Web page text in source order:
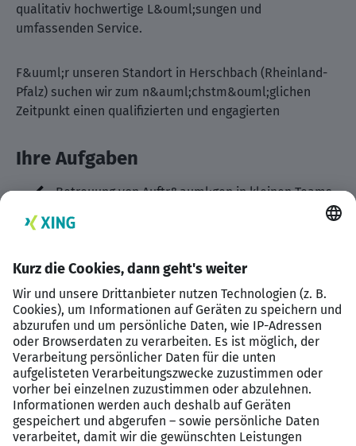
qualitativ hochwertige L&ouml;sungen und
umfassenden Service.
F&uuml;r unseren Standort in Herschbach (Rheinland-
Pfalz) suchen wir zum n&auml;chstm&ouml;glichen
Zeitpunkt einen qualifizierten und engagierten
Ihre Aufgaben
Betreuung von Auftr&auml;gen in kleinen Teams
Mitarbeit bei der Kalkulation,
Abrechnung und Nachkalkulation
Pr&uuml;fung der technischen Machbarkeit und
technische Beratung von Kunden
Schnittstelle zwischen Vertrieb, technischem
B&uuml;ro und Produktion
Unterst&uuml;tzung des Vertriebs